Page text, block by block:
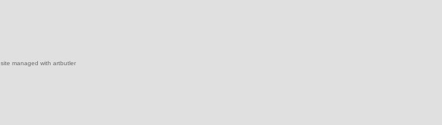
site managed with artbutler